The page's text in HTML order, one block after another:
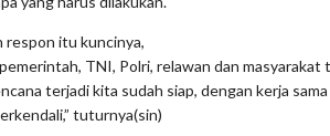
respon itu kuncinya,
TNI, Polri, relawan dan masyarakat
terjadi kita sudah siap, dengan kerja
tuturnya(sin)